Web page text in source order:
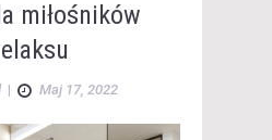
miłośników
| Maj 17, 2022